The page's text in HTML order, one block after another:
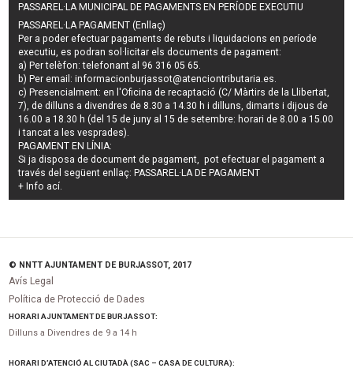
PASSAREL·LA MUNICIPAL DE PAGAMENTS EN PERÍODE EXECUTIU
PASSAREL·LA PAGAMENT (Enllaç)
Per a poder efectuar pagaments derebuts i liquidacions en període
executiu, es podran sol·licitar els documents de pagament:
a) Per telèfon: telefonant al 96 316 05 65.
b) Per email:informacionburjassot@atenciontributaria.es.
c) Presencialment: en l'Oficina de recaptació (C/ Màrtirs de la Llibertat,
7), de dilluns a divendres de 8.30 a 14.30 h i dilluns, dimarts i dijous de
16.00 a 18.30 h (del 15 de juny al 15 de setembre: horari de 8.00 a 15.00
i tancat a les vesprades).
PAGAMENT EN LÍNIA:
Si ja disposa de document de pagament, pot efectuar el pagament a
través del següent enllaç: PASSAREL·LA DE PAGAMENT
+ Info ací.
© NNTT AJUNTAMENT DE BURJASSOT, 2017
Avís Legal
Política de Protecció de Dades
HORARI AJUNTAMENT DE BURJASSOT:
Dilluns a Divendres de 9 a 14 h
HORARI D’ATENCIÓ AL CIUTADÀ (SAC – CASA DE CULTURA):